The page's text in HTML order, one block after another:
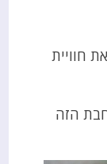
חוויית
הזה